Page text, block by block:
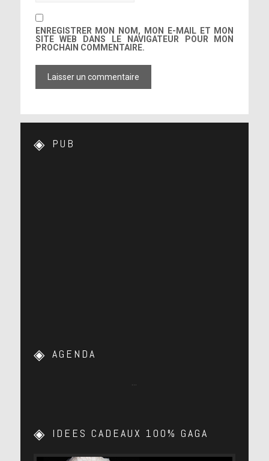
ENREGISTRER MON NOM, MON E-MAIL ET MON
SITE WEB DANS LE NAVIGATEUR POUR MON
PROCHAIN COMMENTAIRE.
PUB
AGENDA
IDEES CADEAUX 100% GAGA